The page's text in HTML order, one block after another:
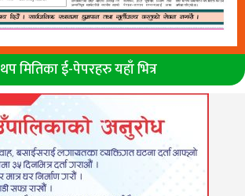
थप मितिका ई-पेपरहरु यहाँ भित्र